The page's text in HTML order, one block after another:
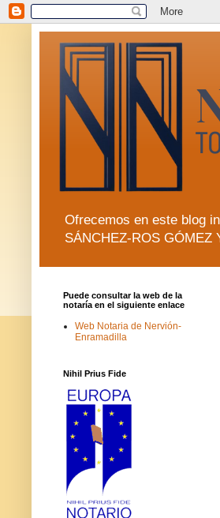
Ofrecemos en este blog
SÁNCHEZ-ROS GÓMEZ
Puede consultar la web de la
notaría en el siguiente enlace
Web Notaria de Nervión-
Enramadilla
Nihil Prius Fide